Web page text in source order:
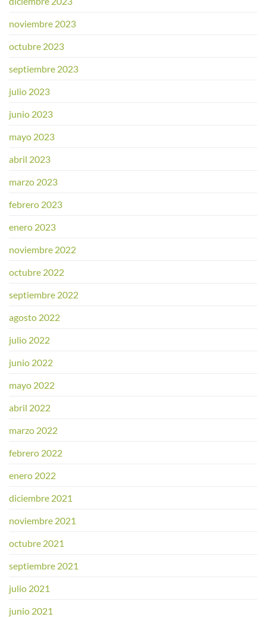
noviembre 2023
octubre 2023
septiembre 2023
julio 2023
junio 2023
mayo 2023
abril 2023
marzo 2023
febrero 2023
enero 2023
noviembre 2022
octubre 2022
septiembre 2022
agosto 2022
julio 2022
junio 2022
mayo 2022
abril 2022
marzo 2022
febrero 2022
enero 2022
diciembre 2021
noviembre 2021
octubre 2021
septiembre 2021
julio 2021
junio 2021